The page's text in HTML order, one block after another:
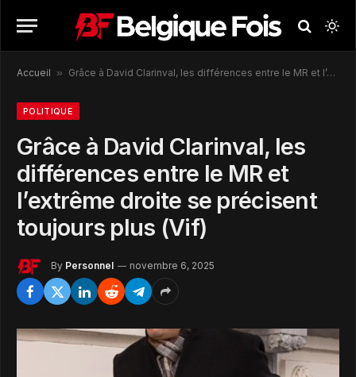
Accueil » Grâce à David Clarinval, les différences entre le MR et l’extrême droite se précisent toujours plus (Vif)
POLITIQUE
Grâce à David Clarinval, les
différences entre le MR et
l’extrême droite se précisent
toujours plus (Vif)
By Personnel novembre 6, 2025